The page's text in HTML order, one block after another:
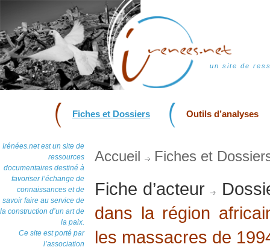
un site de
Fiches et Dossiers Outils d’analyses
Irénées.net est un site de
ressources
documentaires destiné à
favoriser l’échange de
connaissances et de
savoir faire au service de
la construction d’un art de
la paix.
Ce site est porté par
l’association
Accueil Fiches et
Fiche d’acteur
dans la région
les massacres de